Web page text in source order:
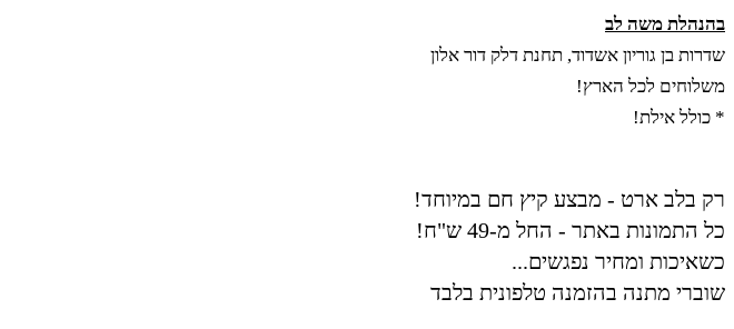
Skip
to
content
בהנהלת משה לב
שדרות בן גוריון אשדוד, תחנת דלק דור אלון
משלוחים לכל הארץ!
* כולל אילת!
רק בלב ארט - מבצע קיץ חם במיוחד!
כל התמונות באתר - החל מ-49 ש"ח!
כשאיכות ומחיר נפגשים...
שוברי מתנה בהזמנה טלפונית בלבד